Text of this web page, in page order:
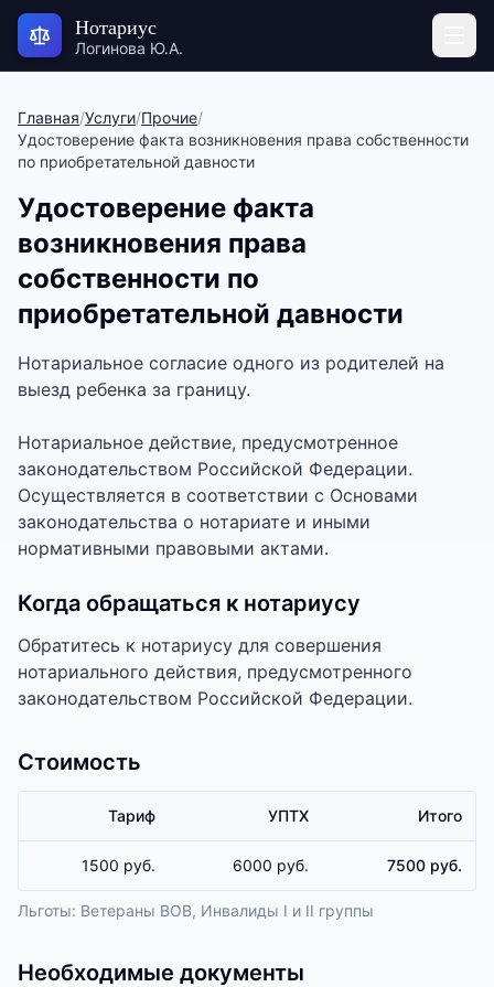
Нотариус
Логинова Ю.А.
Главная/Услуги/Прочие/
Удостоверение факта возникновения права собственности
по приобретательной давности
Удостоверение факта
возникновения права
собственности по
приобретательной давности
Нотариальное согласие одного из родителей на
выезд ребенка за границу.
Нотариальное действие, предусмотренное
законодательством Российской Федерации.
Осуществляется в соответствии с Основами
законодательства о нотариате и иными
нормативными правовыми актами.
Когда обращаться к нотариусу
Обратитесь к нотариусу для совершения
нотариального действия, предусмотренного
законодательством Российской Федерации.
Стоимость
Тариф УПТХ Итого
1500 руб. 6000 руб. 7500 руб.
Льготы: Ветераны ВОВ, Инвалиды I и II группы
Необходимые документы